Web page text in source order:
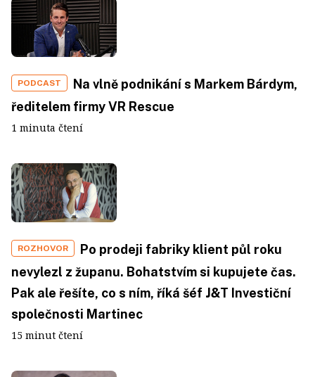
PODCAST
Na vlně podnikání s Markem Bárdym,
ředitelem firmy VR Rescue
1 minuta čtení
ROZHOVOR
Po prodeji fabriky klient půl roku
nevylezl z županu. Bohatstvím si kupujete čas.
Pak ale řešíte, co s ním, říká šéf J&T Investiční
společnosti Martinec
15 minut čtení